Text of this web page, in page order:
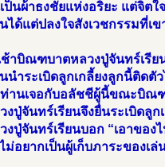
ป็นผ้าธงชัยแห่งอริยะ แต่จิต
ได้แต่ปลงใจสังเวชกรรมที่เข
ช้าบิณฑบาตหลวงปู่จันทร์เรีย
นำระเบิดลูกเกลี้ยงลูกนี้ติดตั
านเจอกับอลัชชีผู้นี้ขณะบิณ
งปู่จันทร์เรียนจึงยื่นระเบิดลูก
งปู่จันทร์เรียนบอก “เอาของ
ม่อยากเป็นผู้เก็บภาระของเ